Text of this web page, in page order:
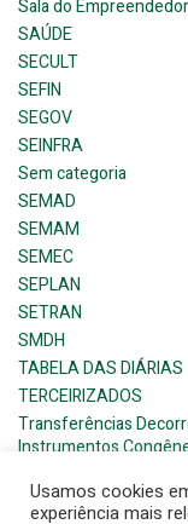
Sala do Empreendedor
SAÚDE
SECULT
SEFIN
SEGOV
SEINFRA
Sem categoria
SEMAD
SEMAM
SEMEC
SEPLAN
SETRAN
SMDH
TABELA DAS DIÁRIAS
TERCEIRIZADOS
Transferências
Instrumentos
Usamos cookies
experiência mais